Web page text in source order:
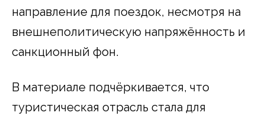
направление для поездок, несмотря на
внешнеполитическую напряжённость и
санкционный фон.
В материале подчёркивается, что
туристическая отрасль стала для